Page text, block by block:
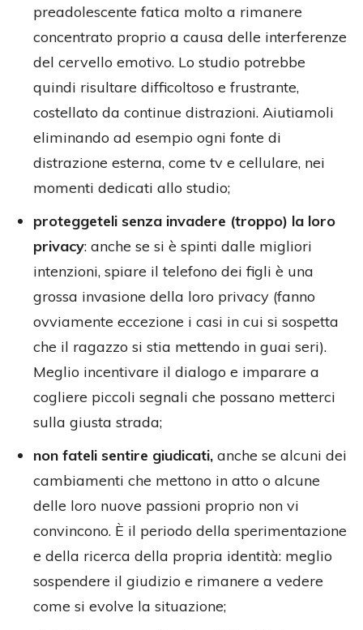
preadolescente fatica molto a rimanere
concentrato proprio a causa delle interferenze
del cervello emotivo. Lo studio potrebbe
quindi risultare difficoltoso e frustrante,
costellato da continue distrazioni. Aiutiamoli
eliminando ad esempio ogni fonte di
distrazione esterna, come tv e cellulare, nei
momenti dedicati allo studio;
proteggeteli senza invadere (troppo) la loro
privacy: anche se si è spinti dalle migliori
intenzioni, spiare il telefono dei figli è una
grossa invasione della loro privacy (fanno
ovviamente eccezione i casi in cui si sospetta
che il ragazzo si stia mettendo in guai seri).
Meglio incentivare il dialogo e imparare a
cogliere piccoli segnali che possano metterci
sulla giusta strada;
non fateli sentire giudicati, anche se alcuni dei
cambiamenti che mettono in atto o alcune
delle loro nuove passioni proprio non vi
convincono. È il periodo della sperimentazione
e della ricerca della propria identità: meglio
sospendere il giudizio e rimanere a vedere
come si evolve la situazione;